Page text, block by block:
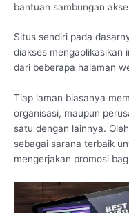
bantuan sambungan
Situs sendiri pada
diakses mengaplikasikan
dari beberapa halaman
Tiap laman biasanya
organisasi, maupun
satu dengan lainnya.
sebagai sarana terbaik
mengerjakan promosi